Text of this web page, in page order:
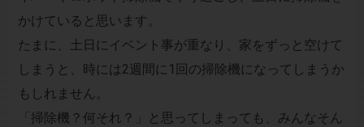
かけていると思います。
たまに、土日にイベント事が重なり、家をずっと空けて
しまうと、時には2週間に1回の掃除機になってしまうか
もしれません。
「掃除機？何それ？」と思ってしまっても、みんなそん